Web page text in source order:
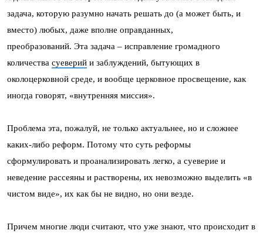
задача, которую разумно начать решать до (а может быть, и
вместо) любых, даже вполне оправданных,
преобразований. Эта задача – исправление громадного
количества суеверий и заблуждений, бытующих в
околоцерковной среде, и вообще церковное просвещение, как
иногда говорят, «внутренняя миссия».
Проблема эта, пожалуй, не только актуальнее, но и сложнее
каких-либо реформ. Потому что суть реформы
сформулировать и проанализировать легко, а суеверие и
неведение рассеяны и растворены, их невозможно выделить «в
чистом виде», их как бы не видно, но они везде.
Причем многие люди считают, что уже знают, что происходит в